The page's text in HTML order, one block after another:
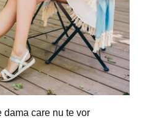
care nu te vor